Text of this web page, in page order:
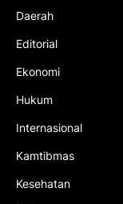
Daerah
Editorial
Ekonomi
Hukum
Internasional
Kamtibmas
Kesehatan